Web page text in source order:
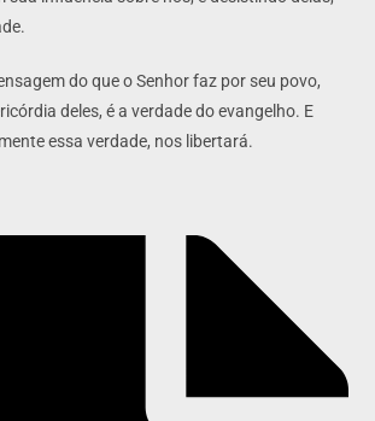
do que o Senhor faz por seu povo,
deles, é a verdade do evangelho. E
essa verdade, nos libertará.